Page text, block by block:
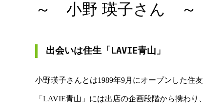
～ 小野 瑛子さん ～
出会いは住生「LAVIE青山」
小野瑛子さんとは1989年9月にオープンした住
「LAVIE青山」には出店の企画段階から携わ